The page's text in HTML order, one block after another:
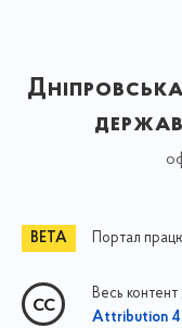
Портал
Весь контент
Attribution